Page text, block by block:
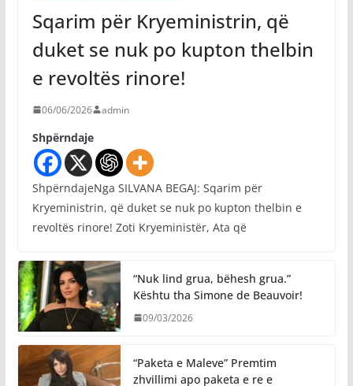
Sqarim për Kryeministrin, që
duket se nuk po kupton thelbin
e revoltës rinore!
06/06/2026 admin
Shpërndaje
ShpërndajeNga SILVANA BEGAJ: Sqarim për
Kryeministrin, që duket se nuk po kupton thelbin e
revoltës rinore! Zoti Kryeministër, Ata që
“Nuk lind grua, bëhesh grua.”
Kështu tha Simone de Beauvoir!
09/03/2026
“Paketa e Maleve” Premtim
zhvillimi apo paketa e re e